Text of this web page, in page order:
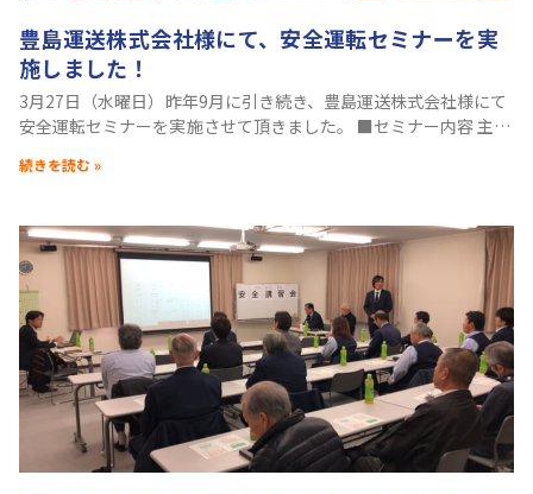
豊島運送株式会社様にて、安全運転セミナーを実
施しました！
3月27日（水曜日）昨年9月に引き続き、豊島運送株式会社様にて
安全運転セミナーを実施させて頂きました。 ■セミナー内容 主
は、昨今問題視されている「あおり運転」を
続きを読む »